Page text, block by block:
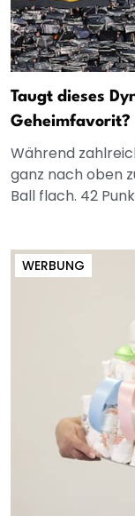
Taugt dieses
Geheimfavorit?
Während
ganz nach oben
Ball flach. 42
WERBUNG